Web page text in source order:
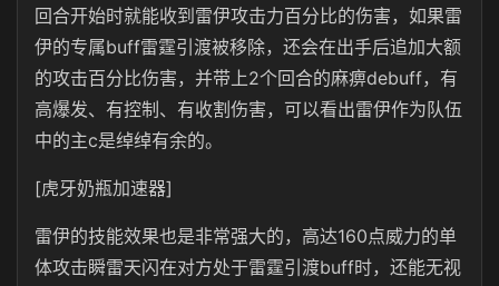
回合开始时就能收到雷伊攻击力百分比的伤害，如果雷
伊的专属buff雷霆引渡被移除，还会在出手后追加大额
的攻击百分比伤害，并带上2个回合的麻痹debuff，有
高爆发、有控制、有收割伤害，可以看出雷伊作为队伍
中的主c是绰绰有余的。
[虎牙奶瓶加速器]
雷伊的技能效果也是非常强大的，高达160点威力的单
体攻击瞬雷天闪在对方处于雷霆引渡buff时，还能无视